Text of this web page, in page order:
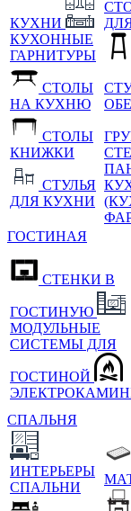
КУХНИ
КУХОННЫЕ
ГАРНИТУРЫ
СТОЛЫ
НА КУХНЮ
СТОЛЫ
КНИЖКИ
СТУЛЬЯ
ДЛЯ КУХНИ
ГОСТИНАЯ
СТЕНКИ В
ГОСТИНУЮ
МОДУЛЬНЫЕ
СИСТЕМЫ ДЛЯ
ГОСТИНОЙ
СПАЛЬНЯ
ИНТЕРЬЕРЫ
СПАЛЬНИ